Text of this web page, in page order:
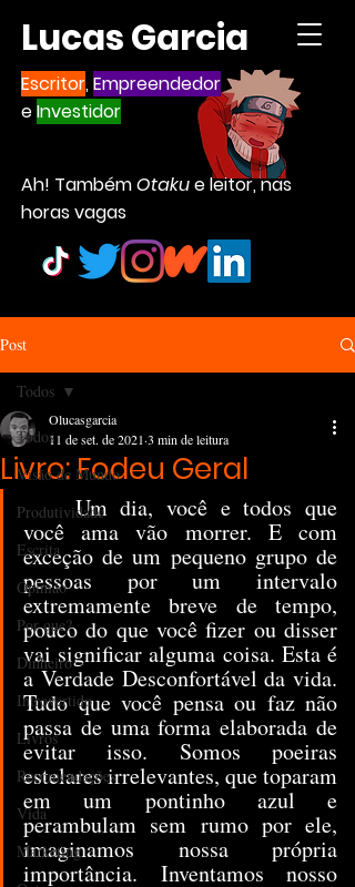
Lucas Garcia
Escritor,Empreendedor
eInvestidor
Ah! TambémOtakue leitor, nas
horas vagas
Post
Todos
Visão de Mundo
Produtividade
Escrita
Opinião
Por que?
Dinheiro
Introvertido
Livros
Recomendações
Vida
Marketing
Todos
Livro: Fodeu Geral
Olucasgarcia
11 de set. de 2021 3 min de leitura
	Um dia, você e todos que
você ama vão morrer. E com
exceção de um pequeno grupo de
pessoas por um intervalo
extremamente breve de tempo,
pouco do que você fizer ou disser
vai significar alguma coisa. Esta é
a Verdade Desconfortável da vida.
Tudo que você pensa ou faz não
passa de uma forma elaborada de
evitar isso. Somos poeiras
estelares irrelevantes, que toparam
em um pontinho azul e
perambulam sem rumo por ele,
imaginamos nossa própria
importância. Inventamos nosso